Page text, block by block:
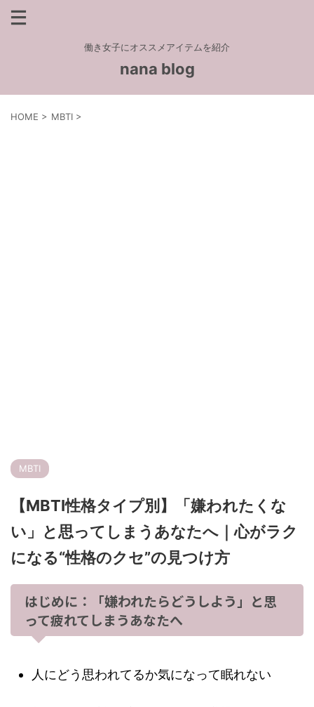
働き女子にオススメアイテムを紹介
nana blog
HOME > MBTI >
MBTI
【MBTI性格タイプ別】「嫌われたくな
い」と思ってしまうあなたへ｜心がラク
になる“性格のクセ”の見つけ方
はじめに：「嫌われたらどうしよう」と思
って疲れてしまうあなたへ
人にどう思われてるか気になって眠れない